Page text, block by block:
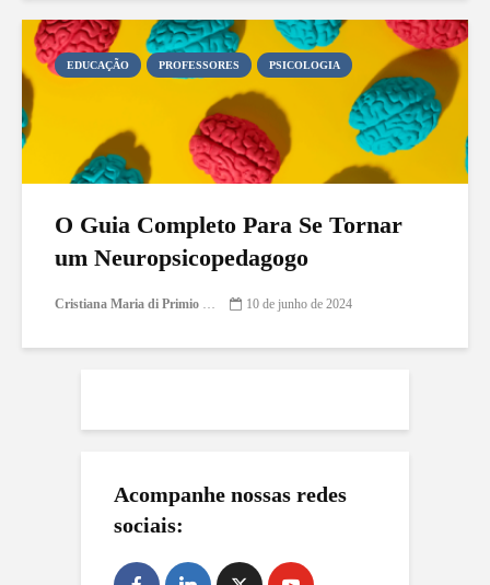
EDUCAÇÃO PROFESSORES PSICOLOGIA
O Guia Completo Para Se Tornar
um Neuropsicopedagogo
Cristiana Maria di Primio Gonçalves 10 de junho de 2024
Acompanhe nossas redes
sociais: